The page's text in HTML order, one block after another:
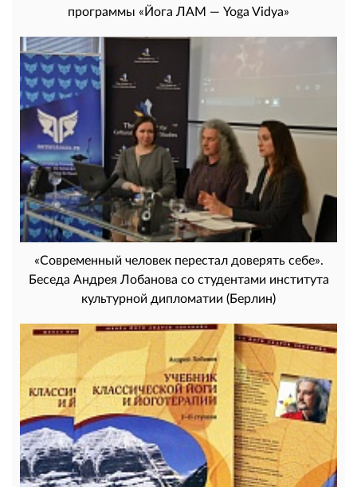
программы «Йога ЛАМ — Yoga Vidya»
«Современный человек перестал доверять себе».
Беседа Андрея Лобанова со студентами института
культурной дипломатии (Берлин)